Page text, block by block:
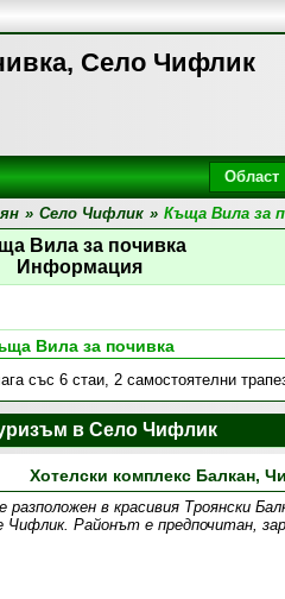
Село Чифлик
Област
» Село Чифлик » Къща Вила за
Вила за почивка
Информация
Вила за почивка
със 6 стаи, 2 самостоятелни
в Село Чифлик
Хотелски комплекс Балкан,
в красивия Троянски
Районът е предпочитан,